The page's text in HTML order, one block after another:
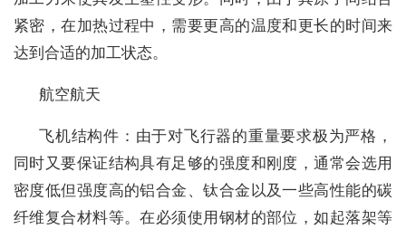
紧密，在加热过程中，需要更高的温度和更长的时间来
达到合适的加工状态。
航空航天
飞机结构件：由于对飞行器的重量要求极为严格，
同时又要保证结构具有足够的强度和刚度，通常会选用
密度低但强度高的铝合金、钛合金以及一些高性能的碳
纤维复合材料等。在必须使用钢材的部位，如起落架等